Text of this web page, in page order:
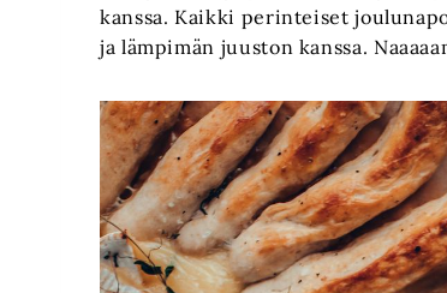
kanssa. Kaikki perinteiset
ja lämpimän juuston kanssa.